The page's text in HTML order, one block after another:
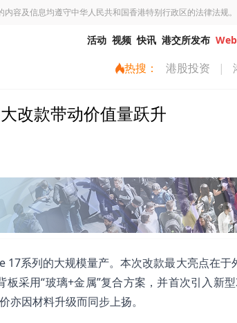
容及信息均遵守中华人民共和国香港特别行政区的法律法规。
活动 视频 快讯 港交所发布
热搜： 港股投资 |
改款带动价值量跃升
系列的大规模量产。本次改款最大亮点在
采用“玻璃+金属”复合方案，并首次引入新
亦因材料升级而同步上扬。